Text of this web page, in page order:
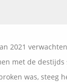
2021
met de
was, steeg